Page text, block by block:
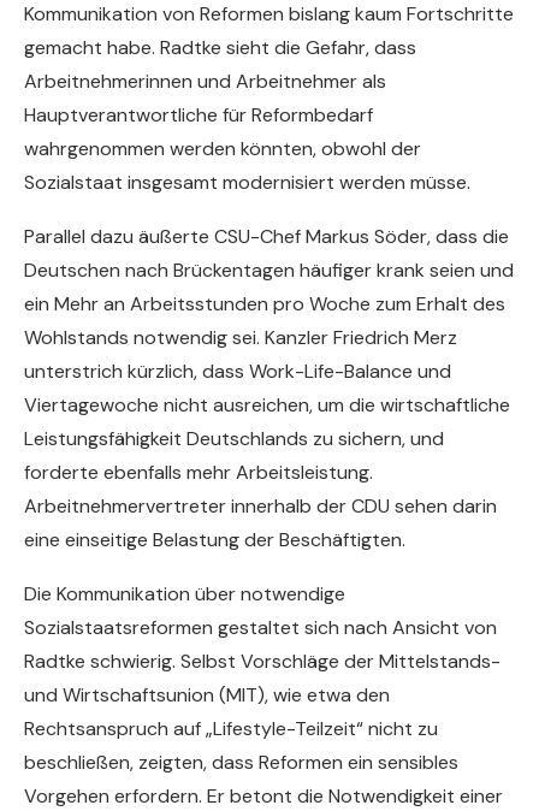
Kommunikation von Reformen bislang kaum Fortschritte
gemacht habe. Radtke sieht die Gefahr, dass
Arbeitnehmerinnen und Arbeitnehmer als
Hauptverantwortliche für Reformbedarf
wahrgenommen werden könnten, obwohl der
Sozialstaat insgesamt modernisiert werden müsse.
Parallel dazu äußerte CSU-Chef Markus Söder, dass die
Deutschen nach Brückentagen häufiger krank seien und
ein Mehr an Arbeitsstunden pro Woche zum Erhalt des
Wohlstands notwendig sei. Kanzler Friedrich Merz
unterstrich kürzlich, dass Work-Life-Balance und
Viertagewoche nicht ausreichen, um die wirtschaftliche
Leistungsfähigkeit Deutschlands zu sichern, und
forderte ebenfalls mehr Arbeitsleistung.
Arbeitnehmervertreter innerhalb der CDU sehen darin
eine einseitige Belastung der Beschäftigten.
Die Kommunikation über notwendige
Sozialstaatsreformen gestaltet sich nach Ansicht von
Radtke schwierig. Selbst Vorschläge der Mittelstands-
und Wirtschaftsunion (MIT), wie etwa den
Rechtsanspruch auf „Lifestyle-Teilzeit“ nicht zu
beschließen, zeigten, dass Reformen ein sensibles
Vorgehen erfordern. Er betont die Notwendigkeit einer